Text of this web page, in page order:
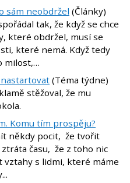
sám neobdržel (Články)
tak, že když se chce
které obdržel, musí se
které nemá. Když tedy
milost,…
(Téma týdne)
stěžoval, že mu
Komu tím prospěju?
někdy pocit, že tvořit
času, že z toho nic
vztahy s lidmi, které máme